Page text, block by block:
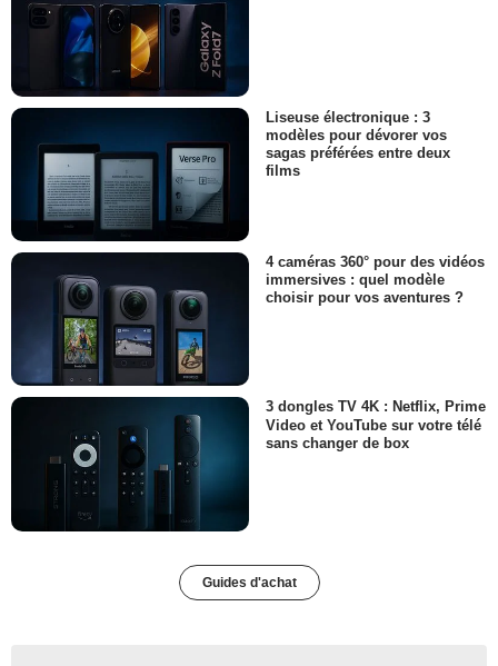
Liseuse électronique : 3
modèles pour dévorer vos
sagas préférées entre deux
films
4 caméras 360° pour des vidéos
immersives : quel modèle
choisir pour vos aventures ?
3 dongles TV 4K : Netflix, Prime
Video et YouTube sur votre télé
sans changer de box
Guides d'achat